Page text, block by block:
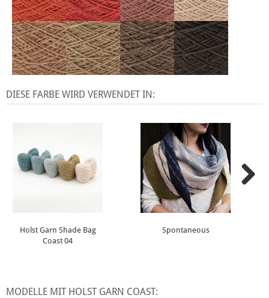
DIESE FARBE WIRD VERWENDET IN:
Holst Garn Shade Bag
Coast 04
Spontaneous
MODELLE MIT HOLST GARN COAST: